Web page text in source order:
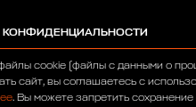
КОНФИДЕНЦИАЛЬНОСТИ
cookie (файлы с данными о
сайт, вы соглашаетесь с
. Вы можете запретить